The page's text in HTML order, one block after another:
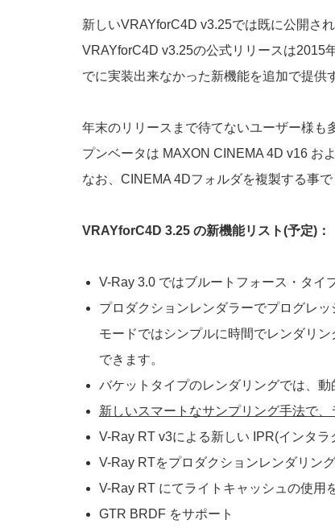
新しいVRAYforC4D v3.25では既に公開さ
VRAYforC4D v3.25の公式リリースは2015
でに実装出来なかった新機能を追加で提供
年末のリリースまで待てないユーザー様
プンベータは MAXON CINEMA 4D v16 お
なお、CINEMA 4Dフォルダを複製する事
VRAYforC4D 3.25 の新機能リスト(予定)：
V-Ray 3.0 ではブルートフォース・タイ
プロダクションレンダラーでプログレ
モードではシンプルに時間でレンダリ
できます。
バケットタイプのレンダリングでは、
新しいスマートなサンプリング手法で
V-Ray RT v3による新しい IPR(インタ
V-Ray RTをプロダクションレンダリン
V-Ray RT にてライトキャッシュの使用
GTR BRDF をサポート